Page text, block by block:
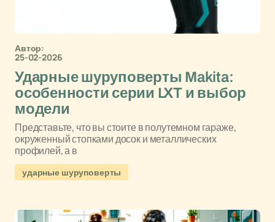
Автор:
25-02-2026
Ударные шуруповерты Makita:
особенности серии LXT и выбор
модели
Представьте, что вы стоите в полутемном гараже,
окруженный стопками досок и металлических
профилей, а в
ударные шуруповерты